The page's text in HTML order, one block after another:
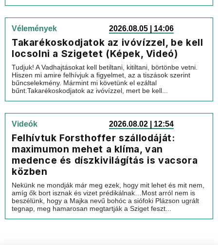
Vélemények 2026.08.05 | 14:06
Takarékoskodjatok az ivóvízzel, be kell
locsolni a Szigetet (Képek, Videó)
Tudjuk! A Vadhajtásokat kell betiltani, kitiltani, börtönbe vetni.
Hiszen mi amire felhívjuk a figyelmet, az a tiszások szerint
bűncselekmény. Mármint mi követünk el ezáltal
bűnt.Takarékoskodjatok az ivóvízzel, mert be kell...
Videók 2026.08.02 | 12:54
Felhívtuk Forsthoffer szállodáját:
maximumon mehet a klíma, van
medence és díszkivilágítás is vacsora
közben
Nekünk ne mondják már meg ezek, hogy mit lehet és mit nem,
amíg ők bort isznak és vizet prédikálnak…Most arról nem is
beszélünk, hogy a Majka nevű bohóc a siófoki Plázson ugrált
tegnap, meg hamarosan megtartják a Sziget feszt...